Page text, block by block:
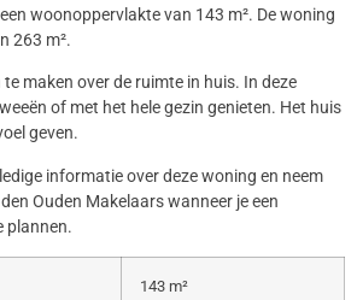
woonoppervlakte van 143 m². De woning
263 m².
maken over de ruimte in huis. In deze
of met het hele gezin genieten. Het huis
geven.
informatie over deze woning en neem
Ouden Makelaars wanneer je een
plannen.
143 m²